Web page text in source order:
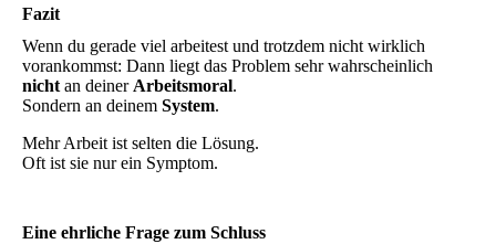
Fazit
Wenn du gerade viel arbeitest und trotzdem nicht wirklich
vorankommst: Dann liegt das Problem sehr wahrscheinlich
nicht an deiner Arbeitsmoral.
Sondern an deinem System.
Mehr Arbeit ist selten die Lösung.
Oft ist sie nur ein Symptom.
Eine ehrliche Frage zum Schluss